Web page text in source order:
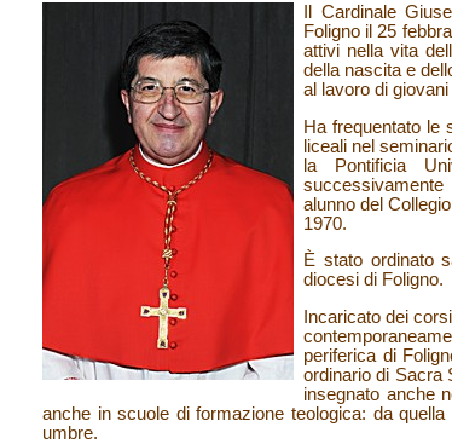
Il Cardinale
Foligno il 25
attivi nella vita
della nascita e
al lavoro di
Ha frequentato le
liceali nel
la Pontificia
alunno del
1970.
È stato ordinato
diocesi di Foligno.
Incaricato dei
periferica di
ordinario di Sacra
insegnato anche
anche in scuole di formazione teologica: da
umbre.